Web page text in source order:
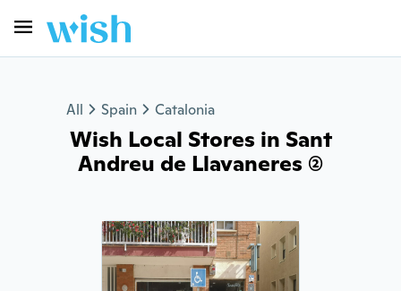
All Spain Catalonia
Wish Local Stores in Sant
Andreu de Llavaneres (2)